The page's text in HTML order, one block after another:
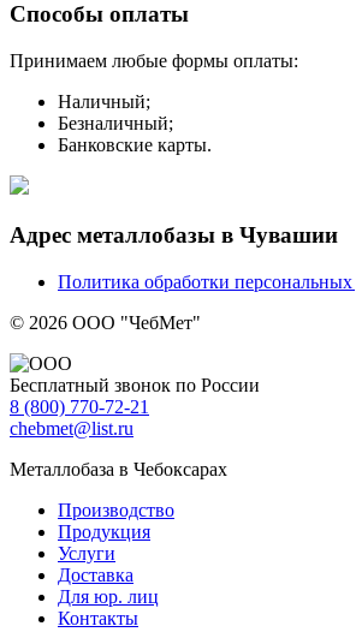
Способы оплаты
Принимаем любые формы оплаты:
Наличный;
Безналичный;
Банковские карты.
Адрес металлобазы в Чувашии
Политика обработки
© 2026 ООО "ЧебМет"
Бесплатный звонок по России
8 (800) 770-72-21
chebmet@list.ru
Металлобаза в Чебоксарах
Производство
Продукция
Услуги
Доставка
Для юр. лиц
Контакты